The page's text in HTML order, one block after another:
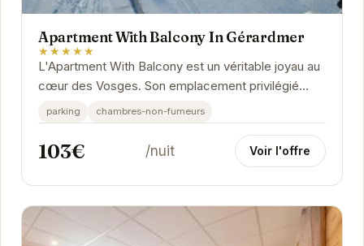
Apartment With Balcony In Gérardmer
★★★★★
L'Apartment With Balcony est un véritable joyau au
cœur des Vosges. Son emplacement privilégié
offre un accès rapide aux pistes de ski en hiver...
parking chambres-non-fumeurs
103€ /nuit Voir l'offre